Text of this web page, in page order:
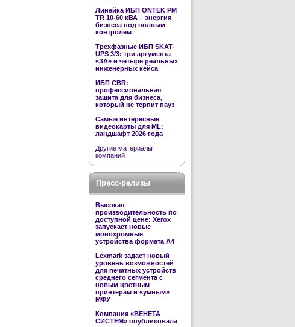
Линейка ИБП ONTEK PM
TR 10-60 кВА – энергия
бизнеса под полным
контролем
Трехфазные ИБП SKAT-
UPS 3/3: три аргумента
«ЗА» и четыре реальных
инженерных кейса
ИБП CBR:
профессиональная
защита для бизнеса,
который не терпит пауз
Самые интересные
видеокарты для ML:
ландшафт 2026 года
Другие материалы
компаний
Пресс-релизы
Высокая
производительность по
доступной цене: Xerox
запускает новые
монохромные
устройства формата А4
Lexmark задает новый
уровень возможностей
для печатных устройств
среднего сегмента с
новым цветным
принтерам и «умным»
МФУ
Компания «ВЕНЕТА
СИСТЕМ» опубликовала